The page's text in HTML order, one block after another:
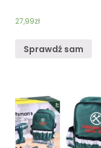
27,99zł
Sprawdź sam